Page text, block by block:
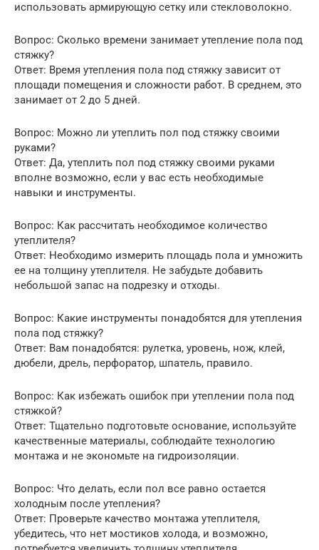
использовать армирующую сетку или стекловолокно.
Вопрос: Сколько времени занимает утепление пола под
стяжку?
Ответ: Время утепления пола под стяжку зависит от
площади помещения и сложности работ. В среднем, это
занимает от 2 до 5 дней.
Вопрос: Можно ли утеплить пол под стяжку своими
руками?
Ответ: Да, утеплить пол под стяжку своими руками
вполне возможно, если у вас есть необходимые
навыки и инструменты.
Вопрос: Как рассчитать необходимое количество
утеплителя?
Ответ: Необходимо измерить площадь пола и умножить
ее на толщину утеплителя. Не забудьте добавить
небольшой запас на подрезку и отходы.
Вопрос: Какие инструменты понадобятся для утепления
пола под стяжку?
Ответ: Вам понадобятся: рулетка, уровень, нож, клей,
дюбели, дрель, перфоратор, шпатель, правило.
Вопрос: Как избежать ошибок при утеплении пола под
стяжкой?
Ответ: Тщательно подготовьте основание, используйте
качественные материалы, соблюдайте технологию
монтажа и не экономьте на гидроизоляции.
Вопрос: Что делать, если пол все равно остается
холодным после утепления?
Ответ: Проверьте качество монтажа утеплителя,
убедитесь, что нет мостиков холода, и возможно,